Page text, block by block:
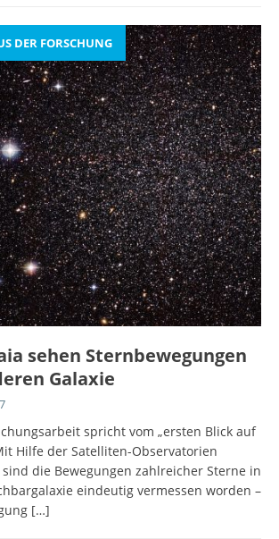
DER FORSCHUNG
sehen Sternbewegungen
Galaxie
spricht vom „ersten Blick auf
Hilfe der Satelliten-Observatorien
die Bewegungen zahlreicher Sterne in
eindeutig vermessen worden –
[…]